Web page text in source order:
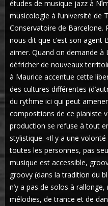
études de musique jazz à
musicologie à l’université de
Conservatoire de Barcelone.
nous dit que c’est son agent
aimer. Quand on demande à
défricher de nouveaux
à Maurice accentue cette
des cultures différentes
du rythme ici qui peut
compositions de ce pianiste
production se refuse à tout
stylistique. «Il y a une
toutes les personnes, pas
musique est accessible,
groovy (dans la tradition du
n’y a pas de solos à
mélodies, de trance et de